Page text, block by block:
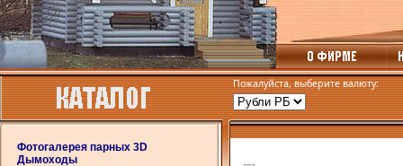
Фотогалерея парных 3D
Дымоходы
Пожалуйста, выберите валюту: